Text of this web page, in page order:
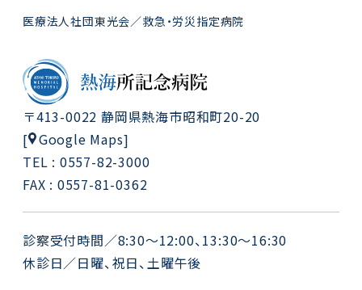
医療法人社団東光会／救急・労災指定病院
〒413-0022 静岡県熱海市昭和町20-20
[ Google Maps]
TEL : 0557-82-3000
FAX : 0557-81-0362
診察受付時間／8:30～12:00、13:30～16:30
休診日／日曜、祝日、土曜午後